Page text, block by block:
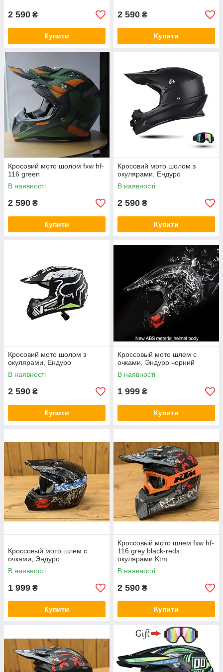
2 590 ₴
Купити
2 590 ₴
Купити
Кросовий мото шолом fxw hf-
116 green
В наявності
2 590 ₴
Купити
Кросовий мото шолом з
окулярами, Ендуро
В наявності
2 590 ₴
Купити
Кросовий мото шолом з
окулярами, Ендуро
В наявності
2 590 ₴
Купити
Кроссовый мото шлем с
очками, Эндуро чорний
В наявності
1 999 ₴
Купити
Кроссовый мото шлем с
очками, Эндуро
В наявності
1 999 ₴
Купити
Кроссовый мото шлем fxw hf-
116 grey black-redз
окулярами Ktm
В наявності
2 590 ₴
Купити